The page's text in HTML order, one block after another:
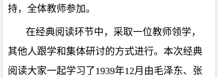
持，全体教师参加。
在经典阅读环节中，采取一位教师领学，
其他人跟学和集体研讨的方式进行。本次经典
阅读大家一起学习了1939年12月由毛泽东、张